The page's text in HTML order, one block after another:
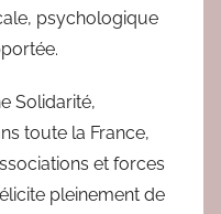
psychologique
Solidarité,
toute la France,
et forces
pleinement de